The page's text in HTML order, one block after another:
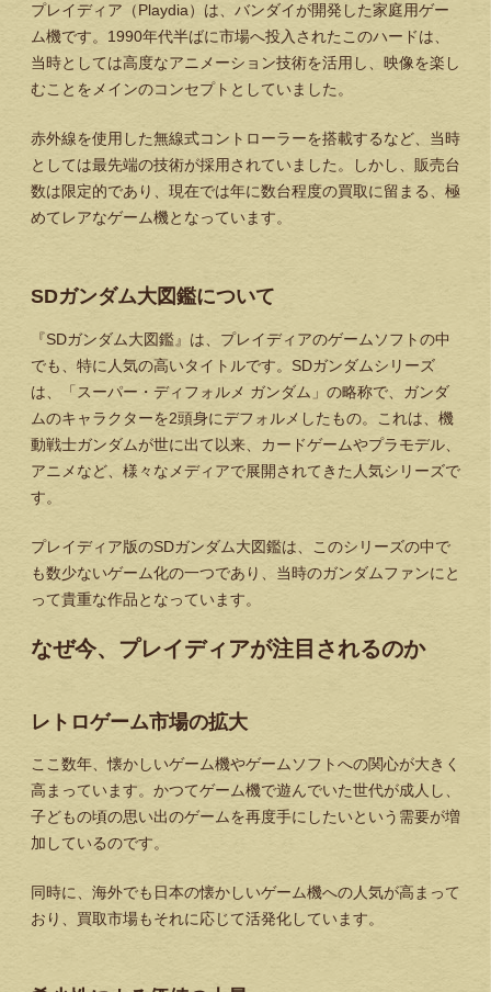
プレイディア（Playdia）は、バンダイが開発した家庭用ゲー
ム機です。1990年代半ばに市場へ投入されたこのハードは、
当時としては高度なアニメーション技術を活用し、映像を楽し
むことをメインのコンセプトとしていました。
赤外線を使用した無線式コントローラーを搭載するなど、当時
としては最先端の技術が採用されていました。しかし、販売台
数は限定的であり、現在では年に数台程度の買取に留まる、極
めてレアなゲーム機となっています。
SDガンダム大図鑑について
『SDガンダム大図鑑』は、プレイディアのゲームソフトの中
でも、特に人気の高いタイトルです。SDガンダムシリーズ
は、「スーパー・ディフォルメ ガンダム」の略称で、ガンダ
ムのキャラクターを2頭身にデフォルメしたもの。これは、機
動戦士ガンダムが世に出て以来、カードゲームやプラモデル、
アニメなど、様々なメディアで展開されてきた人気シリーズで
す。
プレイディア版のSDガンダム大図鑑は、このシリーズの中で
も数少ないゲーム化の一つであり、当時のガンダムファンにと
って貴重な作品となっています。
なぜ今、プレイディアが注目されるのか
レトロゲーム市場の拡大
ここ数年、懐かしいゲーム機やゲームソフトへの関心が大きく
高まっています。かつてゲーム機で遊んでいた世代が成人し、
子どもの頃の思い出のゲームを再度手にしたいという需要が増
加しているのです。
同時に、海外でも日本の懐かしいゲーム機への人気が高まって
おり、買取市場もそれに応じて活発化しています。